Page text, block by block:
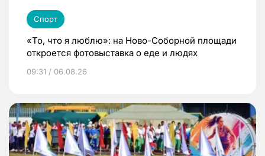
Спорт
«То, что я люблю»: на Ново-Соборной площади
откроется фотовыставка о еде и людях
09:31 / 06.08.26